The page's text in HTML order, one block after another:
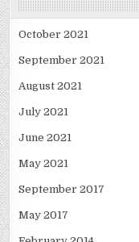
October 2021
September 2021
August 2021
July 2021
June 2021
May 2021
September 2017
May 2017